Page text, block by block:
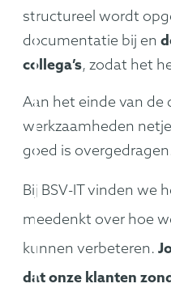
structureel wordt
documentatie bij en
collega’s, zodat het
Aan het einde van de
werkzaamheden
goed is
Bij BSV-IT vinden we
meedenkt over hoe
kunnen verbeteren.
dat onze klanten